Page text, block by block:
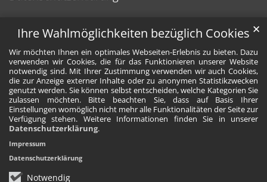
Ihre Wahlmöglichkeiten bezüglich Cookies
Wir möchten Ihnen ein optimales Webseiten-Erlebnis zu bieten. Dazu
verwenden wir Cookies, die für das Funktionieren unserer Website
notwendig sind. Mit Ihrer Zustimmung verwenden wir auch Cookies,
die zur Anzeige externer Inhalte oder zu anonymen Statistikzwecken
genutzt werden. Sie können selbst entscheiden, welche Kategorien Sie
zulassen möchten. Bitte beachten Sie, dass auf Basis Ihrer
Einstellungen womöglich nicht mehr alle Funktionalitäten der Seite zur
Verfügung stehen. Weitere Informationen finden Sie in unserer
Datenschutzerklärung.
Notwendig
✕
Impressum
Datenschutzerklärung